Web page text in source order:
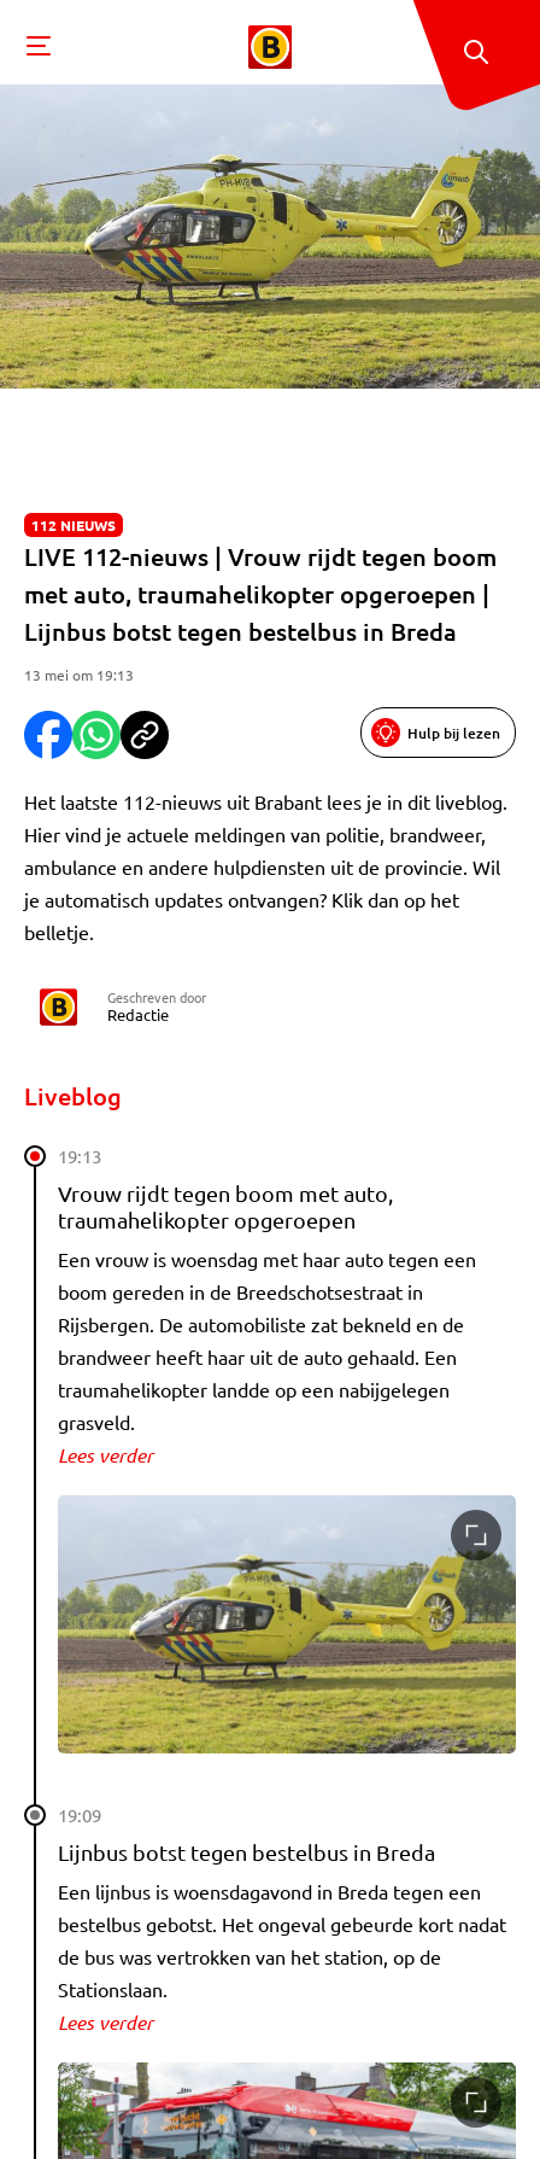
112 NIEUWS
LIVE 112-nieuws | Vrouw rijdt tegen boom
met auto, traumahelikopter opgeroepen |
Lijnbus botst tegen bestelbus in Breda
13 mei om 19:13
Hulp bij lezen
Het laatste 112-nieuws uit Brabant lees je in dit liveblog.
Hier vind je actuele meldingen van politie, brandweer,
ambulance en andere hulpdiensten uit de provincie. Wil
je automatisch updates ontvangen? Klik dan op het
belletje.
Geschreven door
Redactie
Liveblog
19:13
Vrouw rijdt tegen boom met auto,
traumahelikopter opgeroepen
Een vrouw is woensdag met haar auto tegen een
boom gereden in de Breedschotsestraat in
Rijsbergen. De automobiliste zat bekneld en de
brandweer heeft haar uit de auto gehaald. Een
traumahelikopter landde op een nabijgelegen
grasveld.
Lees verder
19:09
Lijnbus botst tegen bestelbus in Breda
Een lijnbus is woensdagavond in Breda tegen een
bestelbus gebotst. Het ongeval gebeurde kort nadat
de bus was vertrokken van het station, op de
Stationslaan.
Lees verder